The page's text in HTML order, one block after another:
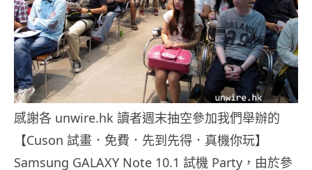
感謝各 unwire.hk 讀者週末抽空參加我們舉辦的
【Cuson 試畫．免費．先到先得．真機你玩】
Samsung GALAXY Note 10.1 試機 Party，由於參